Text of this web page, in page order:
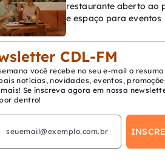
restaurante aberto ao
e espaço para eventos
CDL-FM
você recebe no seu e-mail o
notícias, novidades, eventos,
Se inscreva agora em nossa
dentro!